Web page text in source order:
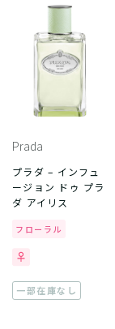
Prada
プラダ – インフュ
ージョン ドゥ プラ
ダ アイリス
フローラル
一部在庫なし